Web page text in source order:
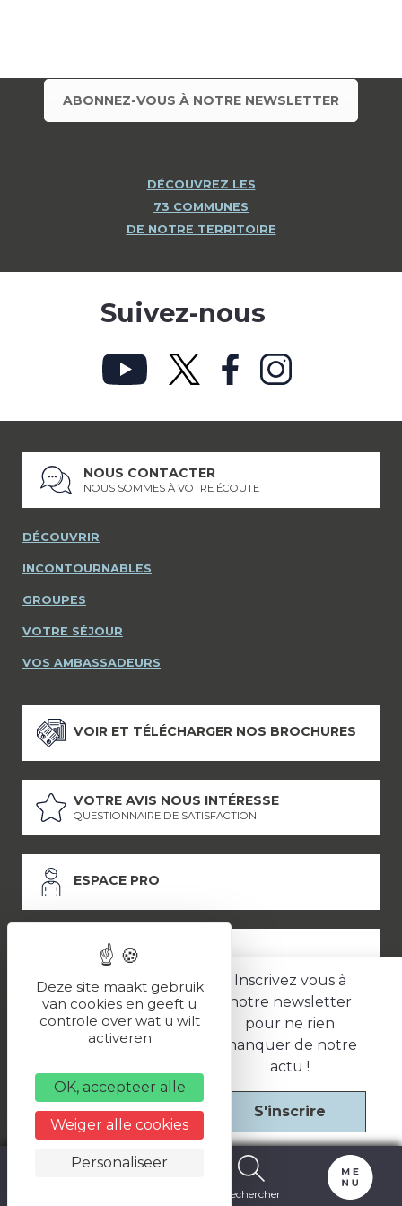
Rechercher
Inscrivez vous à
notre newsletter
pour ne rien
manquer de notre
actu !
S'inscrire
ABONNEZ-VOUS À NOTRE NEWSLETTER
DÉCOUVREZ LES
73 COMMUNES
DE NOTRE TERRITOIRE
Suivez-nous
NOUS CONTACTER
NOUS SOMMES À VOTRE ÉCOUTE
DÉCOUVRIR
INCONTOURNABLES
GROUPES
VOTRE SÉJOUR
VOS AMBASSADEURS
VOIR ET TÉLÉCHARGER NOS BROCHURES
VOTRE AVIS NOUS INTÉRESSE
QUESTIONNAIRE DE SATISFACTION
ESPACE PRO
ESPACE PRESSE
LES PARTENAIRES
Politique de confidentialité
Une réalisation
Deze site maakt gebruik
van cookies en geeft u
controle over wat u wilt
activeren
OK, accepteer alle
Weiger alle cookies
Personaliseer